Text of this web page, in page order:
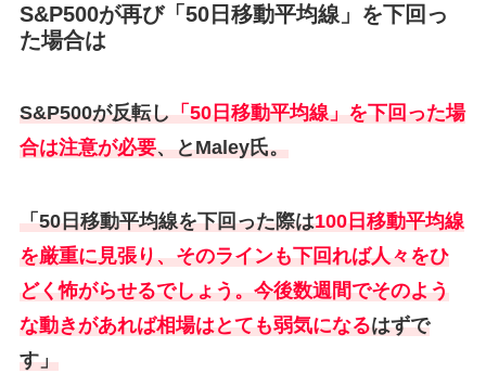
S&P500が再び「50日移動平均線」を下回っ
た場合は
S&P500が反転し「50日移動平均線」を下回った場
合は注意が必要、とMaley氏。
「50日移動平均線を下回った際は100日移動平均線
を厳重に見張り、そのラインも下回れば人々をひ
どく怖がらせるでしょう。今後数週間でそのよう
な動きがあれば相場はとても弱気になるはずで
す」